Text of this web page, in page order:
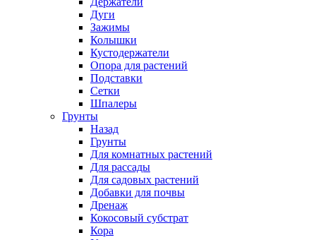
Дуги
Зажимы
Колышки
Кустодержатели
Опора для растений
Подставки
Сетки
Шпалеры
Грунты
Назад
Грунты
Для комнатных растений
Для рассады
Для садовых растений
Добавки для почвы
Дренаж
Кокосовый субстрат
Кора